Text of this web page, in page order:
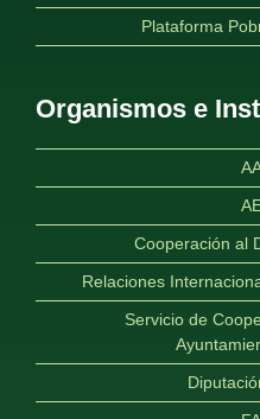
Plataforma
Organismos e
Cooperación al
Relaciones
Servicio de